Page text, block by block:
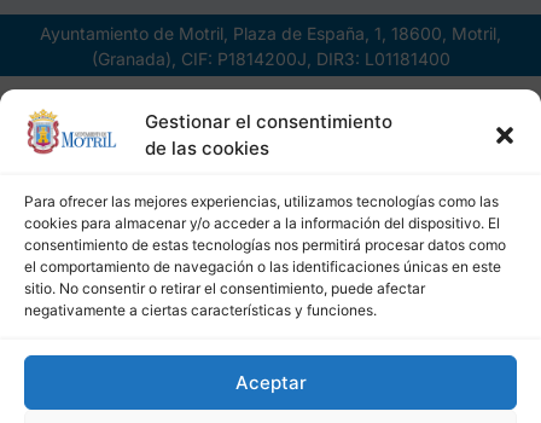
Gestionar el consentimiento
de las cookies
Para ofrecer las mejores experiencias, utilizamos tecnologías como las
cookies para almacenar y/o acceder a la información del dispositivo. El
consentimiento de estas tecnologías nos permitirá procesar datos como
el comportamiento de navegación o las identificaciones únicas en este
sitio. No consentir o retirar el consentimiento, puede afectar
negativamente a ciertas características y funciones.
Aceptar
Ayuntamiento de Motril, Plaza de España, 1, 18600, Motril,
(Granada), CIF: P1814200J, DIR3: L01181400